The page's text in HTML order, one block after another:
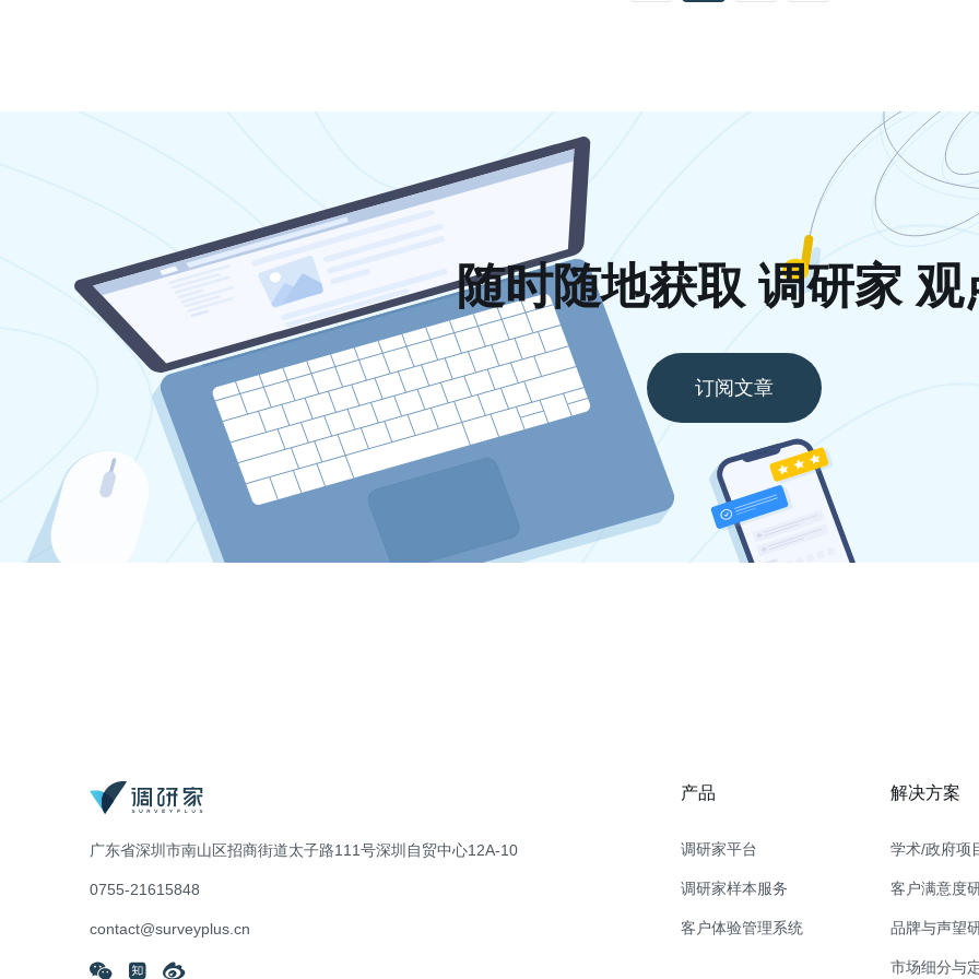
随时随地获取 调研家 观
订阅文章
广东省深圳市南山区招商街道太子路111号深圳自贸中心12A-10
0755-21615848
contact@surveyplus.cn
产品
调研家平台
调研家样本服务
客户体验管理系统
解决方案
学术/政府项
客户满意度
品牌与声望
市场细分与